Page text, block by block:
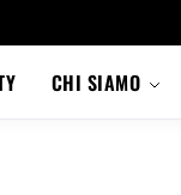
CHI SIAMO